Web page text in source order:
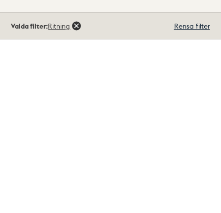
träffar
Valda filter:Ritning Rensa filter